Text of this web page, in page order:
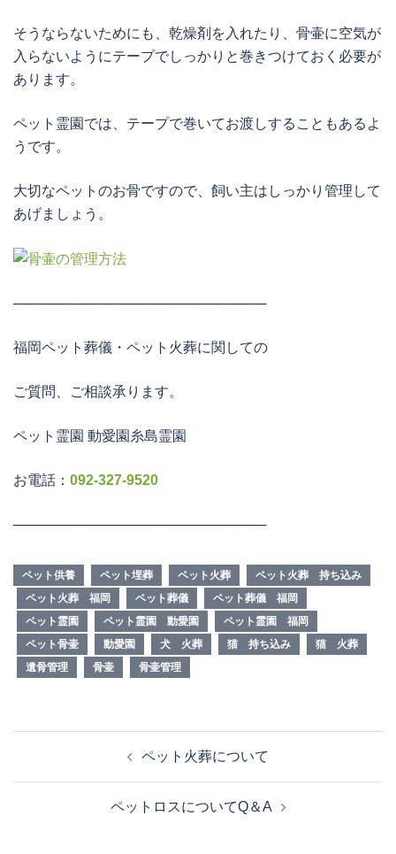
そうならないためにも、乾燥剤を入れたり、骨壷に空気が
入らないようにテープでしっかりと巻きつけておく必要が
あります。
ペット霊園では、テープで巻いてお渡しすることもあるよ
うです。
大切なペットのお骨ですので、飼い主はしっかり管理して
あげましょう。
──────────────────────────
福岡ペット葬儀・ペット火葬に関しての
ご質問、ご相談承ります。
ペット霊園 動愛園糸島霊園
お電話： 092-327-9520
──────────────────────────
ペット供養 ペット埋葬 ペット火葬
ペット火葬 持ち込み
ペット火葬 福岡
ペット葬儀
ペット葬儀 福岡
ペット霊園
ペット霊園 動愛園
ペット霊園 福岡
ペット骨壷
動愛園 犬 火葬 猫 持ち込み
猫 火葬
遺骨管理
骨壷 骨壷管理
ペット火葬について
ペットロスについてQ＆A